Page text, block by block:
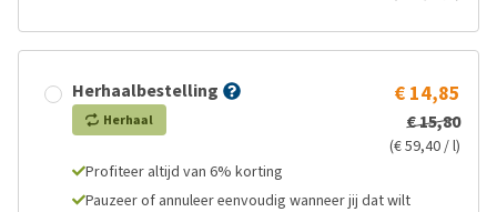
Herhaalbestelling
Herhaal
€ 14,85
€ 15,80
(€ 59,40 / l)
Profiteer altijd van 6% korting
Pauzeer of annuleer eenvoudig wanneer jij dat wilt